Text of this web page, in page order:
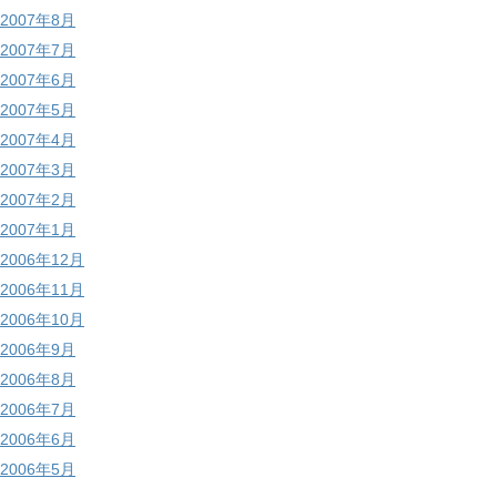
2007年8月
2007年7月
2007年6月
2007年5月
2007年4月
2007年3月
2007年2月
2007年1月
2006年12月
2006年11月
2006年10月
2006年9月
2006年8月
2006年7月
2006年6月
2006年5月